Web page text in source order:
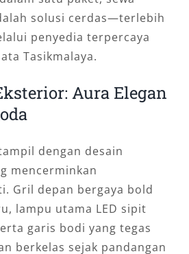
solusi cerdas—terlebih
penyedia terpercaya
Tasikmalaya.
Aura Elegan
dengan desain
mencerminkan
Gril depan bergaya bold
lampu utama LED sipit
garis bodi yang tegas
berkelas sejak pandangan